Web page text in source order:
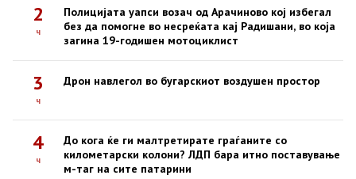
2
ч
Полицијата уапси возач од Арачиново кој избегал
без да помогне во несреќата кај Радишани, во која
загина 19-годишен мотоциклист
3
ч
Дрон навлегол во бугарскиот воздушен простор
4
ч
До кога ќе ги малтретирате граѓаните со
километарски колони? ЛДП бара итно поставување
м-таг на сите патарини